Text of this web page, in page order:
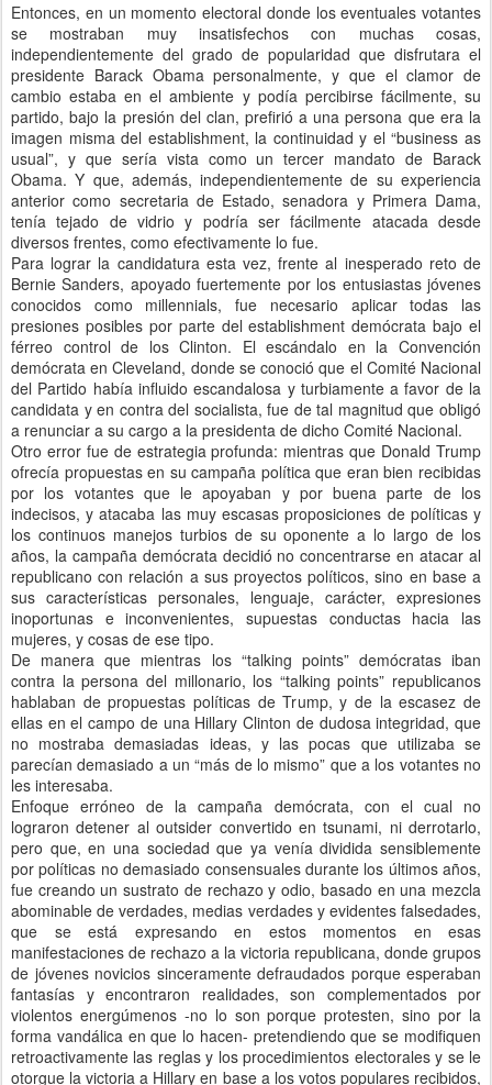
Entonces, en un momento electoral donde los eventuales votantes
se mostraban muy insatisfechos con muchas cosas,
independientemente del grado de popularidad que disfrutara el
presidente Barack Obama personalmente, y que el clamor de
cambio estaba en el ambiente y podía percibirse fácilmente, su
partido, bajo la presión del clan, prefirió a una persona que era la
imagen misma del establishment, la continuidad y el “business as
usual”, y que sería vista como un tercer mandato de Barack
Obama. Y que, además, independientemente de su experiencia
anterior como secretaria de Estado, senadora y Primera Dama,
tenía tejado de vidrio y podría ser fácilmente atacada desde
diversos frentes, como efectivamente lo fue.
Para lograr la candidatura esta vez, frente al inesperado reto de
Bernie Sanders, apoyado fuertemente por los entusiastas jóvenes
conocidos como millennials, fue necesario aplicar todas las
presiones posibles por parte del establishment demócrata bajo el
férreo control de los Clinton. El escándalo en la Convención
demócrata en Cleveland, donde se conoció que el Comité Nacional
del Partido había influido escandalosa y turbiamente a favor de la
candidata y en contra del socialista, fue de tal magnitud que obligó
a renunciar a su cargo a la presidenta de dicho Comité Nacional.
Otro error fue de estrategia profunda: mientras que Donald Trump
ofrecía propuestas en su campaña política que eran bien recibidas
por los votantes que le apoyaban y por buena parte de los
indecisos, y atacaba las muy escasas proposiciones de políticas y
los continuos manejos turbios de su oponente a lo largo de los
años, la campaña demócrata decidió no concentrarse en atacar al
republicano con relación a sus proyectos políticos, sino en base a
sus características personales, lenguaje, carácter, expresiones
inoportunas e inconvenientes, supuestas conductas hacia las
mujeres, y cosas de ese tipo.
De manera que mientras los “talking points” demócratas iban
contra la persona del millonario, los “talking points” republicanos
hablaban de propuestas políticas de Trump, y de la escasez de
ellas en el campo de una Hillary Clinton de dudosa integridad, que
no mostraba demasiadas ideas, y las pocas que utilizaba se
parecían demasiado a un “más de lo mismo” que a los votantes no
les interesaba.
Enfoque erróneo de la campaña demócrata, con el cual no
lograron detener al outsider convertido en tsunami, ni derrotarlo,
pero que, en una sociedad que ya venía dividida sensiblemente
por políticas no demasiado consensuales durante los últimos años,
fue creando un sustrato de rechazo y odio, basado en una mezcla
abominable de verdades, medias verdades y evidentes falsedades,
que se está expresando en estos momentos en esas
manifestaciones de rechazo a la victoria republicana, donde grupos
de jóvenes novicios sinceramente defraudados porque esperaban
fantasías y encontraron realidades, son complementados por
violentos energúmenos -no lo son porque protesten, sino por la
forma vandálica en que lo hacen- pretendiendo que se modifiquen
retroactivamente las reglas y los procedimientos electorales y se le
otorgue la victoria a Hillary en base a los votos populares recibidos,